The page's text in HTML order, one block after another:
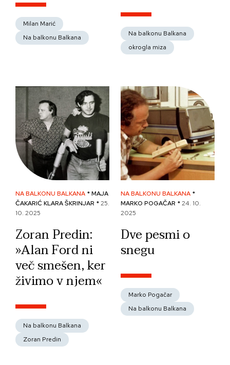
Milan Marić
Na balkonu Balkana
Na balkonu Balkana
okrogla miza
NA BALKONU BALKANA * MAJA
ČAKARIĆ KLARA ŠKRINJAR *25.
10. 2025
Zoran Predin:
»Alan Ford ni
več smešen, ker
živimo v njem«
Na balkonu Balkana
Zoran Predin
NA BALKONU BALKANA *
MARKO POGAČAR *24. 10.
2025
Dve pesmi o
snegu
Marko Pogačar
Na balkonu Balkana